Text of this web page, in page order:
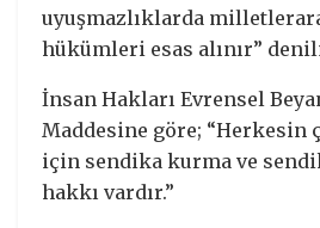
uyuşmazlıklarda
hükümleri esas alınır”
İnsan Hakları Evrensel
Maddesine göre; “Herkesin
için sendika kurma ve
hakkı vardır.”